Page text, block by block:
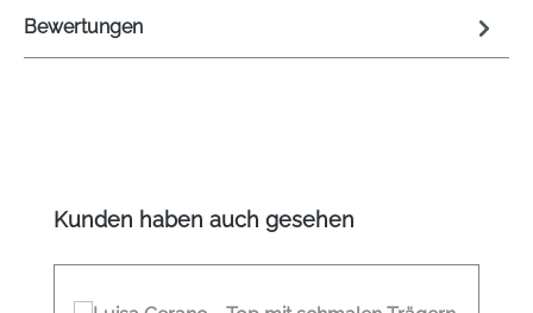
Bewertungen
Produktgalerie überspringen
Kunden haben auch gesehen